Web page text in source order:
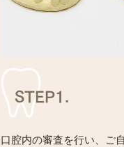
STEP1.
口腔内の審査を行い、ご